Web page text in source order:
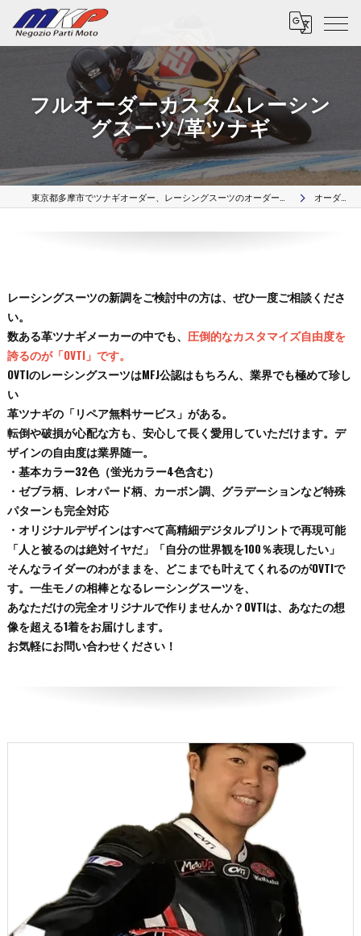
フルオーダーカスタムレーシン
グスーツ/革ツナギ
オーダー革ツナギ
レーシングスーツの新調をご検討中の方は、ぜひ一度ご相談くださ
い。
数ある革ツナギメーカーの中でも、 圧倒的なカスタマイズ自由度を
誇るのが「OVTI」です。
OVTIのレーシングスーツはMFJ公認はもちろん、業界でも極めて珍し
い
革ツナギの「リペア無料サービス」がある。
転倒や破損が心配な方も、安心して長く愛用していただけます。デ
ザインの自由度は業界随一。
・基本カラー32色（蛍光カラー4色含む）
・ゼブラ柄、レオパード柄、カーボン調、グラデーションなど特殊
パターンも完全対応
・オリジナルデザインはすべて高精細デジタルプリントで再現可能
「人と被るのは絶対イヤだ」「自分の世界観を100％表現したい」
そんなライダーのわがままを、どこまでも叶えてくれるのがOVTIで
す。一生モノの相棒となるレーシングスーツを、
あなただけの完全オリジナルで作りませんか？OVTIは、あなたの想
像を超える1着をお届けします。
お気軽にお問い合わせください！